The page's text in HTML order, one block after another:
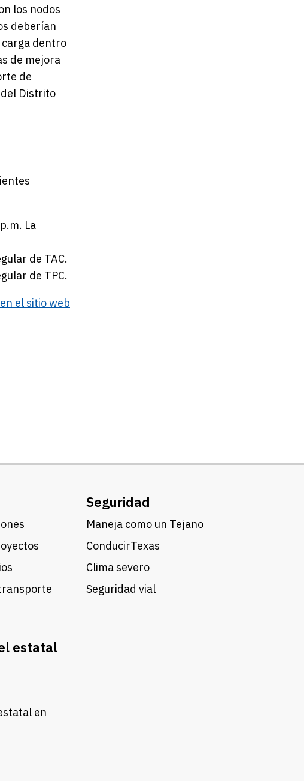
los nodos
deberían
carga dentro
de mejora
de
Distrito
La
de TAC.
de TPC.
el sitio web
Seguridad
Maneja como un Tejano
ConducirTexas
Clima severo
Seguridad vial
estatal
en